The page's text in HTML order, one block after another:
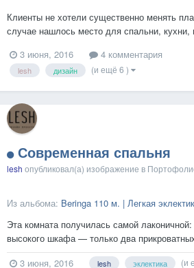
Клиенты не хотели существенно менять
случае нашлось место для спальни, кухни,
санузла. Стилистические пожелания
как “легкая эклектика”. Не то чтобы
3 июня, 2016 4 комментария
lesh дизайн (и ещё 6 )
Современная спальня
lesh опубликовал(а) изображение в
Из альбома: Beringa 110 м. | Легкая
Эта комната получилась самой
высокого шкафа — только два
комод и банкетка. Акцент решили сделать
3 июня, 2016 lesh эклектика (и